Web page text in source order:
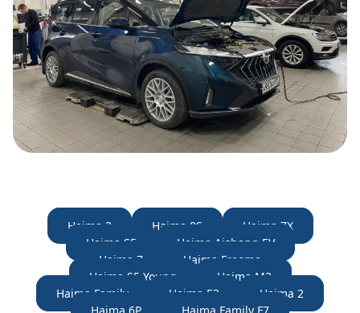
Haima 3 Haima 8S
Haima 7X
Haima S5
Haima Aishang EV
Haima 7
Haima Freema
Haima S5 Young
Haima M3
Haima Family
Haima E3
Haima 2
Haima 6P
Haima Family F7